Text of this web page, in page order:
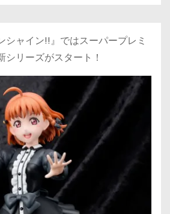
シャイン!!』ではスーパープレミ
シリーズがスタート！